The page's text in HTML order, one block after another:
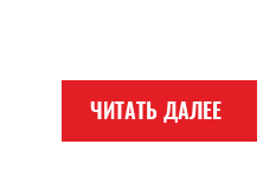
ЧИТАТЬ ДАЛЕЕ